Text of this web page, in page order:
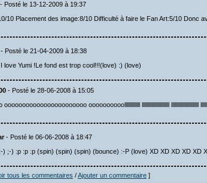
- Posté le 13-12-2009 à 19:37
10 Placement des image:8/10 Difficulté à faire le Fan Art:5/10 Donc
- Posté le 21-04-2009 à 18:38
love Yumi !Le fond est trop cool!!!(love) :) (love)
- Posté le 28-06-2008 à 15:05
oooooooooolllllllllllll lllllllllllllllllllllll lllllllllllllllllllllll
- Posté le 06-06-2008 à 18:47
) ;-) :p :p :p (spin) (spin) (spin) (bounce) :-P (love) XD XD XD XD XD
tous les commentaires /Ajouter un commentaire ]